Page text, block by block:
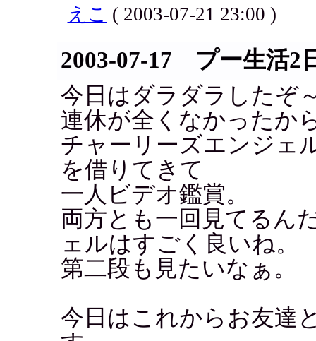
えこ ( 2003-07-21 23:00 )
2003-07-17 プー生活2
今日はダラダラしたぞ
連休が全くなかったか
チャーリーズエンジェ
を借りてきて
一人ビデオ鑑賞。
両方とも一回見てるん
ェルはすごく良いね。
第二段も見たいなぁ。
今日はこれからお友達